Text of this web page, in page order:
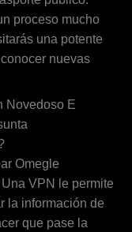
proceso mucho
una potente
nuevas
Novedoso E
Omegle
VPN le permite
la información de
que pase la